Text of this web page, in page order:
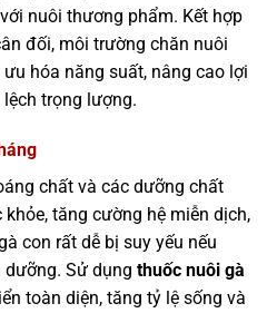
nuôi thương phẩm. Kết hợp
đối, môi trường chăn nuôi
hóa năng suất, nâng cao lợi
trọng lượng.
chất và các dưỡng chất
tăng cường hệ miễn dịch,
con rất dễ bị suy yếu nếu
Sử dụng thuốc nuôi gà
toàn diện, tăng tỷ lệ sống và